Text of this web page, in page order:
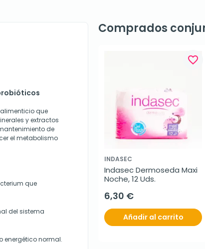
que
y extractos
de
el metabolismo
que
del sistema
energético normal.
Comprados
favorite_border
INDASEC
Indasec Dermoseda Maxi
Noche, 12 Uds.
6,30 €
Añadir al carrito